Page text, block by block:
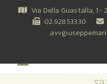
Via Della Guastalla, 1 -
02.92853330